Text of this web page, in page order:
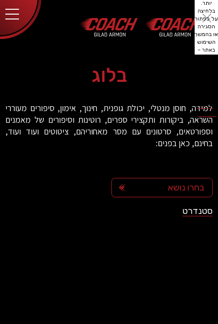
יותר.
בלחיצה
על כפתור
הסגירה
או בהמשך
השימוש
באתר –
מדיניות
הפרטיות
בלוג
למידה, חוסן מנטלי, יכולת גופנית, חינוך, אימון, סיפורים מעוררי
השראה, ביקורות ותקצירי ספרים, רוטינות וסיפורים של מאמנים
וספורטאים, סרטונים עם מסר מאחוריהם, ציטוטים ועוד ועוד,
בחינם, כאן בפנים:
סטנדרט
standard